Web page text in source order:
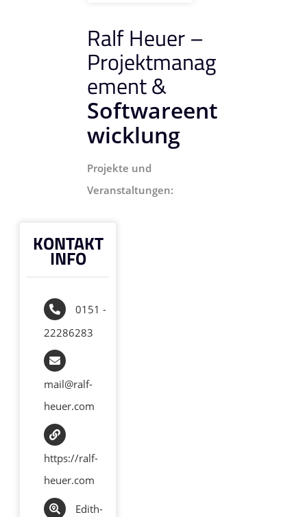
Ralf Heuer –
Projektmanag
ement &
Softwareent
wicklung
Projekte und
Veranstaltungen:
KONTAKT
INFO
0151 -
22286283
mail@ralf-
heuer.com
https://ralf-
heuer.com
Edith-